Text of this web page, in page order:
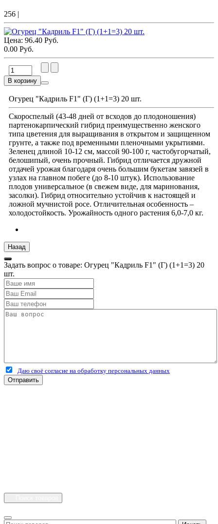
256 |
Цена: 96.40 Руб.
0.00 Руб.
В корзину
Огурец "Кадриль F1" (Г) (1+1=3) 20 шт.
Скороспелый (43-48 дней от всходов до плодоношения)
партенокарпический гибрид преимущественно женского
типа цветения для выращивания в открытом и защищенном
грунте, а также под временными пленочными укрытиями.
Зеленец длиной 10-12 см, массой 90-100 г, частобугорчатый,
белошипый, очень прочный. Гибрид отличается дружной
отдачей урожая благодаря очень большим букетам завязей в
узлах на главном побеге (до 8-10 штук). Использование
плодов универсальное (в свежем виде, для маринования,
засолки). Гибрид относительно устойчив к настоящей и
ложной мучнистой росе. Отличительная особенность –
холодостойкость. Урожайность одного растения 6,0-7,0 кг.
Задать вопрос о товаре: Огурец "Кадриль F1" (Г) (1+1=3) 20
шт.
Даю своё согласие на обработку персональных данных
Отправить